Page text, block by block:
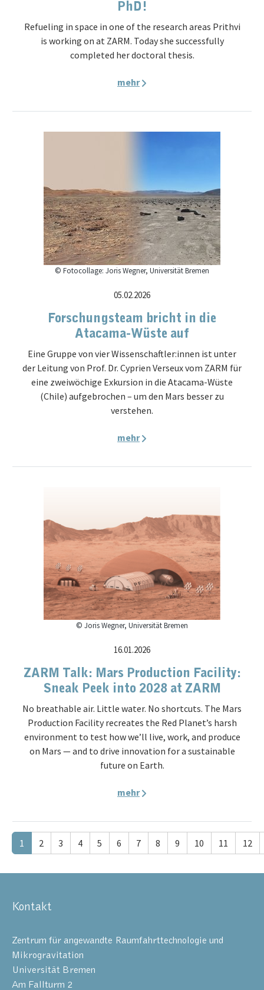
PhD!
Refueling in space in one of the research areas Prithvi
is working on at ZARM. Today she successfully
completed her doctoral thesis.
mehr
© Fotocollage: Joris Wegner, Universität Bremen
05.02.2026
Forschungsteam bricht in die
Atacama-Wüste auf
Eine Gruppe von vier Wissenschaftler:innen ist unter
der Leitung von Prof. Dr. Cyprien Verseux vom ZARM für
eine zweiwöchige Exkursion in die Atacama-Wüste
(Chile) aufgebrochen – um den Mars besser zu
verstehen.
mehr
© Joris Wegner, Universität Bremen
16.01.2026
ZARM Talk: Mars Production Facility:
Sneak Peek into 2028 at ZARM
No breathable air. Little water. No shortcuts. The Mars
Production Facility recreates the Red Planet’s harsh
environment to test how we’ll live, work, and produce
on Mars — and to drive innovation for a sustainable
future on Earth.
mehr
1 2 3 4 5 6 7 8 9 10 11 12
Kontakt
Zentrum für angewandte Raumfahrttechnologie und
Mikrogravitation
Universität Bremen
Am Fallturm 2